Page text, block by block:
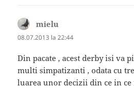
mielu
08.07.2013 la 22:44
Din pacate , acest derby isi va
multi simpatizanti , odata cu
luarea unor decizii din ce in